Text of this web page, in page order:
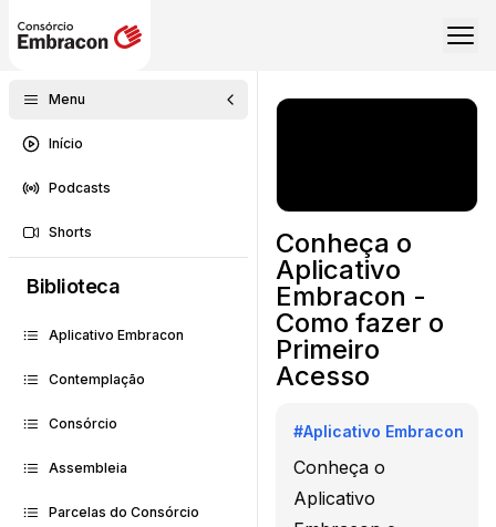
Menu
Início
Podcasts
Shorts
Biblioteca
Aplicativo Embracon
Contemplação
Consórcio
Assembleia
Parcelas do Consórcio
Conheça o
Aplicativo
Embracon -
Como fazer o
Primeiro
Acesso
#Aplicativo Embracon
Conheça o
Aplicativo